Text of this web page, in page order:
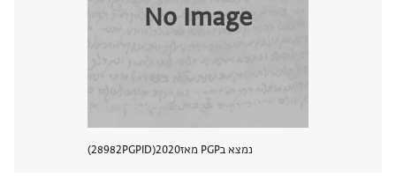
No Image
נמצא בPGP מאז 2020
PGPID
28982